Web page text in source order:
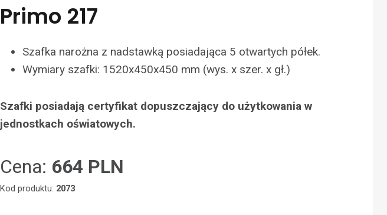
Primo 217
Szafka narożna z nadstawką posiadająca 5 otwartych półek.
Wymiary szafki: 1520x450x450 mm (wys. x szer. x gł.)
Szafki posiadają certyfikat dopuszczający do użytkowania w
jednostkach oświatowych.
Cena: 664 PLN
Kod produktu: 2073